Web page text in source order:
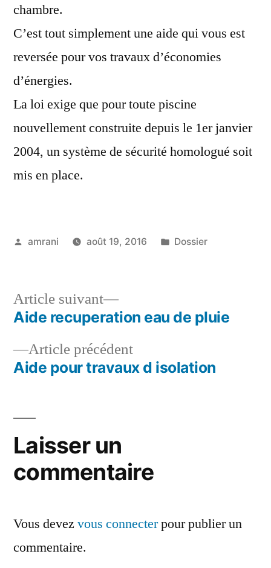
chambre.
C’est tout simplement une aide qui vous est
reversée pour vos travaux d’économies
d’énergies.
La loi exige que pour toute piscine
nouvellement construite depuis le 1er janvier
2004, un système de sécurité homologué soit
mis en place.
Publié
amrani août 19, 2016
Publié
Dossier
Navigation
de
l’article
Article précédentArticle
précédent :
Aide pour travaux d isolation
Article suivant
Article
suivant :
Aide recuperation eau de pluie
Laisser un
commentaire
Vous devez vous connecterpour publier un
commentaire.